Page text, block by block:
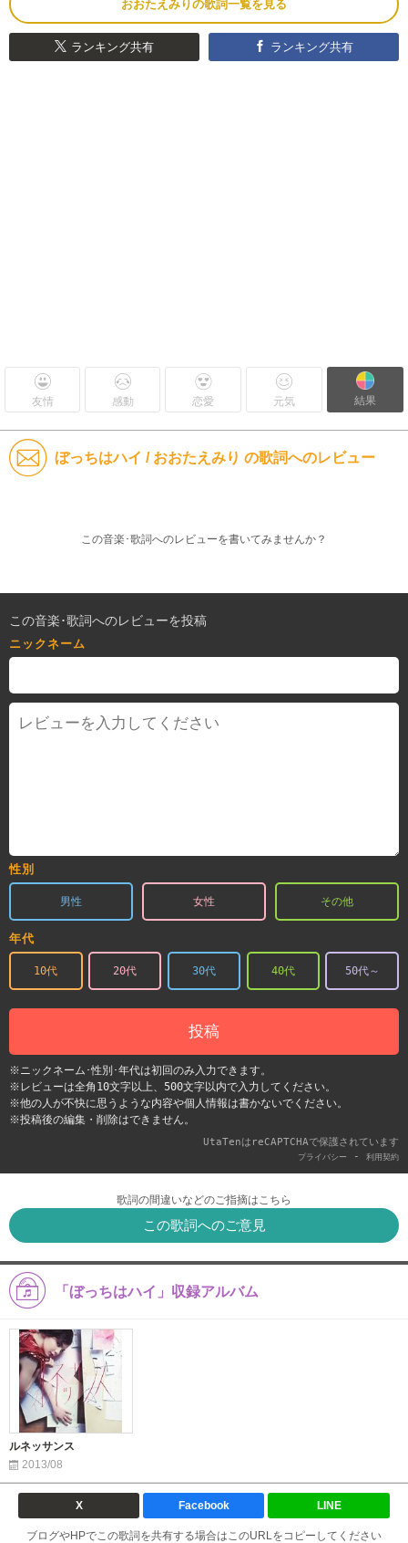
おおたえみりの歌詞一覧を見る
ランキング共有 ランキング共有
友情 感動 恋愛 元気 結果
ぼっちはハイ / おおたえみり の歌詞へのレビュー
この音楽･歌詞へのレビューを書いてみませんか？
この音楽･歌詞へのレビューを投稿
ニックネーム
性別
男性 女性 その他
年代
10代 20代 30代 40代 50代～
投稿
※ニックネーム･性別･年代は初回のみ入力できます。
※レビューは全角10文字以上、500文字以内で入力してください。
※他の人が不快に思うような内容や個人情報は書かないでください。
※投稿後の編集・削除はできません。
UtaTenはreCAPTCHAで保護されています
プライバシー - 利用契約
歌詞の間違いなどのご指摘はこちら
この歌詞へのご意見
「ぼっちはハイ」収録アルバム
ルネッサンス
2013/08
X Facebook LINE
ブログやHPでこの歌詞を共有する場合はこのURLをコピーしてください